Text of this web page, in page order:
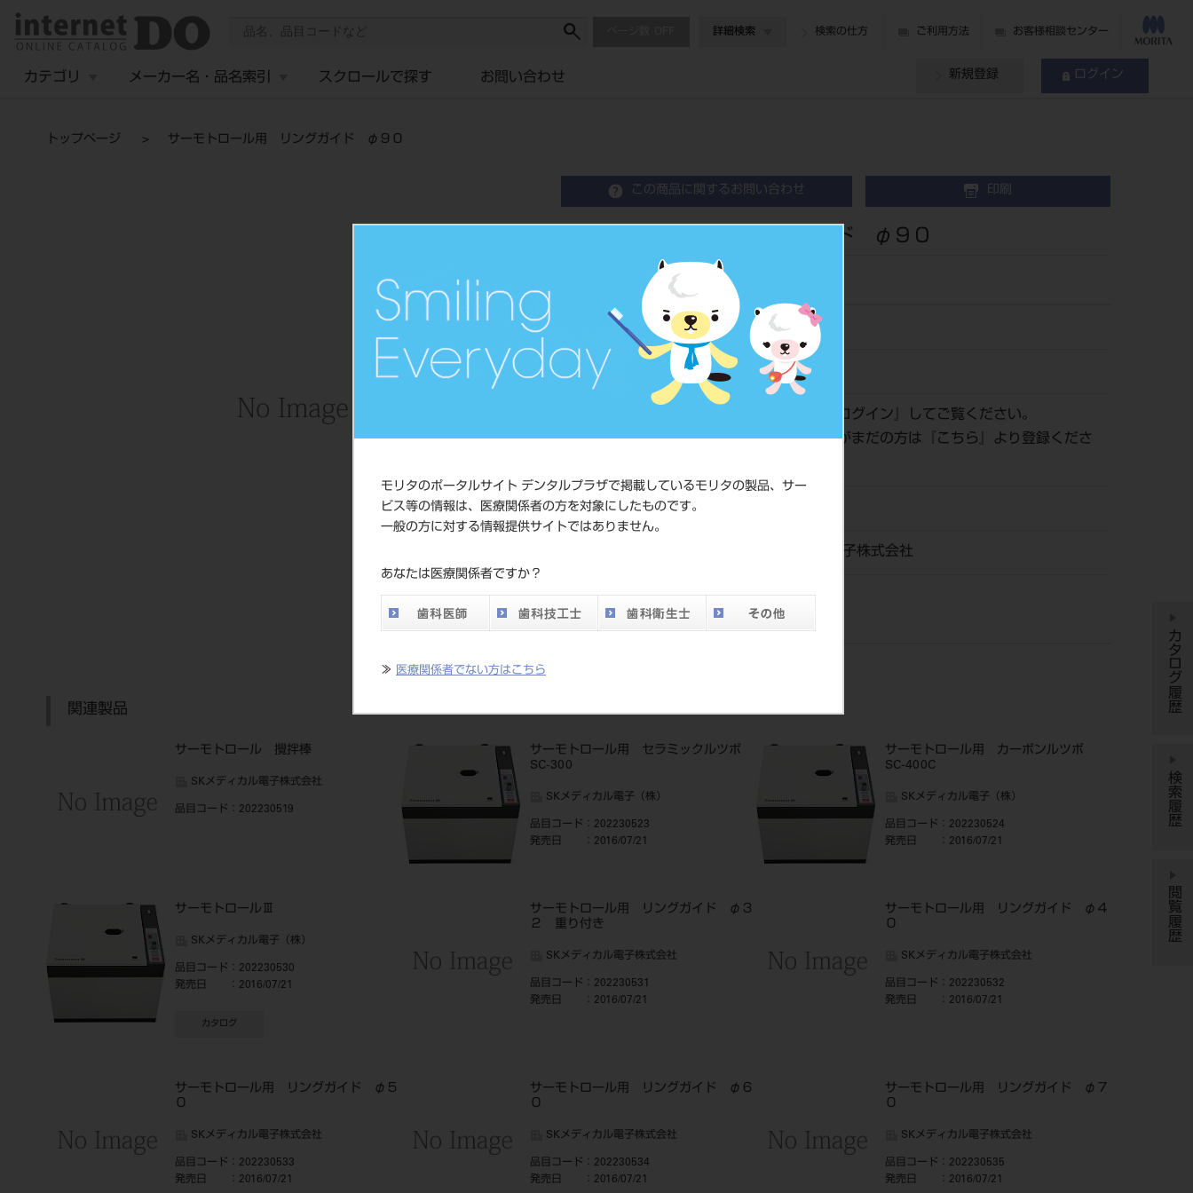
モリタのポータルサイト デンタルプラザで掲載しているモリタの製品、サー
ビス等の情報は、医療関係者の方を対象にしたものです。
一般の方に対する情報提供サイトではありません。
あなたは医療関係者ですか？
≫ 医療関係者でない方はこちら
詳細検索 検索の仕方 ご利用方法 お客様相談センター
カテゴリ メーカー名・品名索引 スクロールで探す お問い合わせ 新規登録 ログイン
トップページ サーモトロール用 リングガイド φ９０
この商品に関するお問い合わせ 印刷
サーモトロール用 リングガイド φ９０
品目コード 202230537
JAN/EANコード 4573339880170
標準価格
ログイン 』してご覧ください。
ネット会員登録がまだの方は『
こちら
』より登録くださ
発売日
SKメディカル電子株式会社
DO vol.26 掲載ペー
ジ
614
関連製品
サーモトロール 攪拌棒
SKメディカル電子株式会社
品目コード ：202230519
サーモトロール用 セラミックルツボ
SC-300
SKメディカル電子（株）
品目コード ：202230523
発売日
：2016/07/21
サーモトロール用 カーボンルツボ
SC-400C
SKメディカル電子（株）
品目コード ：202230524
発売日
：2016/07/21
サーモトロールⅢ
SKメディカル電子（株）
品目コード ：202230530
発売日
：2016/07/21
カタログ
サーモトロール用 リングガイド φ３
２ 重り付き
SKメディカル電子株式会社
品目コード ：202230531
発売日
：2016/07/21
サーモトロール用 リングガイド φ４
０
SKメディカル電子株式会社
品目コード ：202230532
発売日
：2016/07/21
サーモトロール用 リングガイド φ５
０
SKメディカル電子株式会社
品目コード ：202230533
発売日
：2016/07/21
サーモトロール用 リングガイド φ６
０
SKメディカル電子株式会社
品目コード ：202230534
発売日
：2016/07/21
サーモトロール用 リングガイド φ７
０
SKメディカル電子株式会社
品目コード ：202230535
発売日
：2016/07/21
カタログ履歴
検索履歴
閲覧履歴